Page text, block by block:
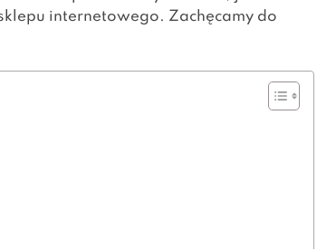
internetowego. Zachęcamy do